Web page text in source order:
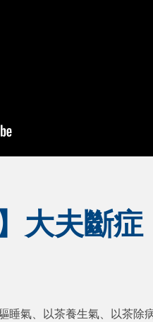
大夫斷
睡氣、以茶養生氣、以茶除